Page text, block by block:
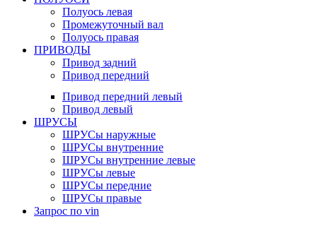
Полуось левая
Промежуточный вал
Полуось правая
ПРИВОДЫ
Привод задний
Привод передний
Привод передний левый
Привод левый
ШРУСЫ
ШРУСы наружные
ШРУСы внутренние
ШРУСы внутренние левые
ШРУСы левые
ШРУСы передние
ШРУСы правые
Запрос по vin